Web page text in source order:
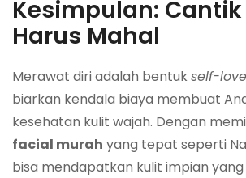
Kesimpulan:
Harus Mahal
Merawat diri adalah bentukself-love
biarkan kendala biaya membuat
kesehatan kulit wajah. Dengan
facial murah yang tepat seperti
bisa mendapatkan kulit impian